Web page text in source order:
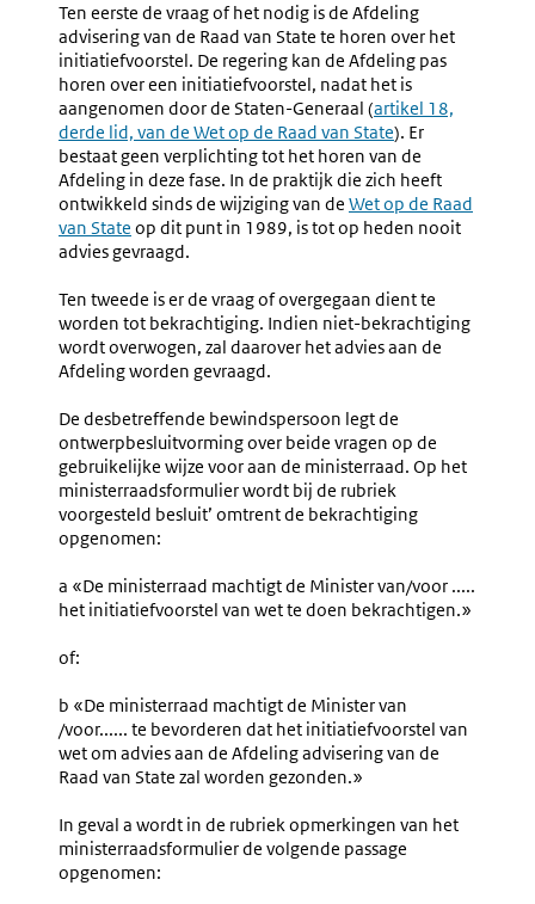
Ten eerste de vraag of het nodig is de Afdeling
advisering van de Raad van State te horen over het
initiatiefvoorstel. De regering kan de Afdeling pas
horen over een initiatiefvoorstel, nadat het is
aangenomen door de Staten-Generaal (Externe
link:
artikel 18,
derde lid, van de Wet op de Raad van State). Er
bestaat geen verplichting tot het horen van de
Afdeling in deze fase. In de praktijk die zich heeft
ontwikkeld sinds de wijziging van de Externe
link:
Wet op de Raad
van State op dit punt in 1989, is tot op heden nooit
advies gevraagd.
Ten tweede is er de vraag of overgegaan dient te
worden tot bekrachtiging. Indien niet-bekrachtiging
wordt overwogen, zal daarover het advies aan de
Afdeling worden gevraagd.
De desbetreffende bewindspersoon legt de
ontwerpbesluitvorming over beide vragen op de
gebruikelijke wijze voor aan de ministerraad. Op het
ministerraadsformulier wordt bij de rubriek
voorgesteld besluit’ omtrent de bekrachtiging
opgenomen:
a «De ministerraad machtigt de Ministervan/voor .....
het initiatiefvoorstel van wet te doen bekrachtigen.»
of:
b «De ministerraad machtigt de Minister van
/voor...... te bevorderen dat het initiatiefvoorstel van
wet om advies aan de Afdeling advisering van de
Raad van State zal worden gezonden.»
In geval a wordt in de rubriek opmerkingen van het
ministerraadsformulier de volgende passage
opgenomen: